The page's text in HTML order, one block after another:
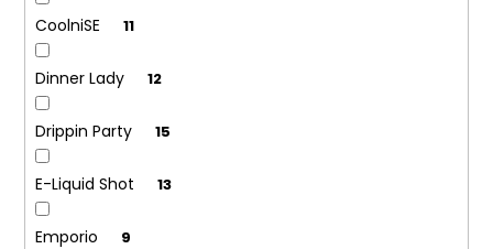
CoolniSE 11
Dinner Lady 12
Drippin Party 15
E-Liquid Shot 13
Emporio 9